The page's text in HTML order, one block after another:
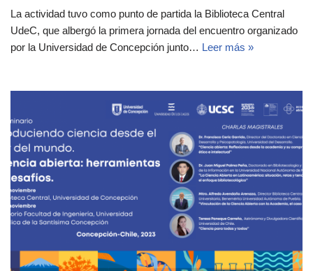
La actividad tuvo como punto de partida la Biblioteca Central
UdeC, que albergó la primera jornada del encuentro organizado
por la Universidad de Concepción junto… Leer más »